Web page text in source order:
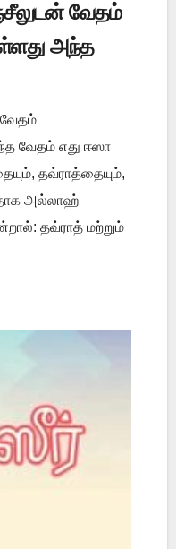
வேதம்
அந்த
வேதம் எது ஈஸா
தவ்ராத்தையும்,
அல்லாஹ்
தவ்ராத் மற்றும்